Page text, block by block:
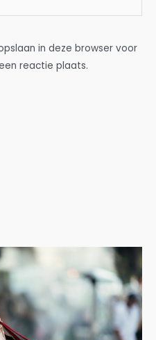
in deze browser voor
reactie plaats.